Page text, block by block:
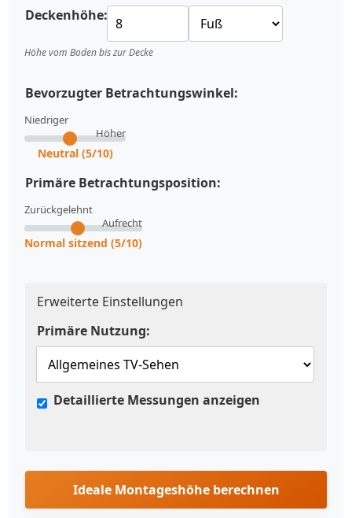
Deckenhöhe:
Höhe vom Boden bis zur Decke
Bevorzugter Betrachtungswinkel:
Niedriger
Höher
Neutral (5/10)
Primäre Betrachtungsposition:
Zurückgelehnt
Aufrecht
Normal sitzend (5/10)
Erweiterte Einstellungen
Primäre Nutzung:
Detaillierte Messungen anzeigen
Ideale Montageshöhe berechnen